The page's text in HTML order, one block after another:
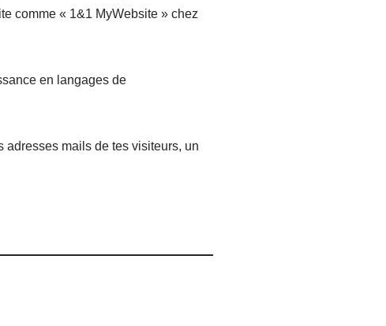
comme « 1&1 MyWebsite » chez
en langages de
adresses mails de tes visiteurs, un